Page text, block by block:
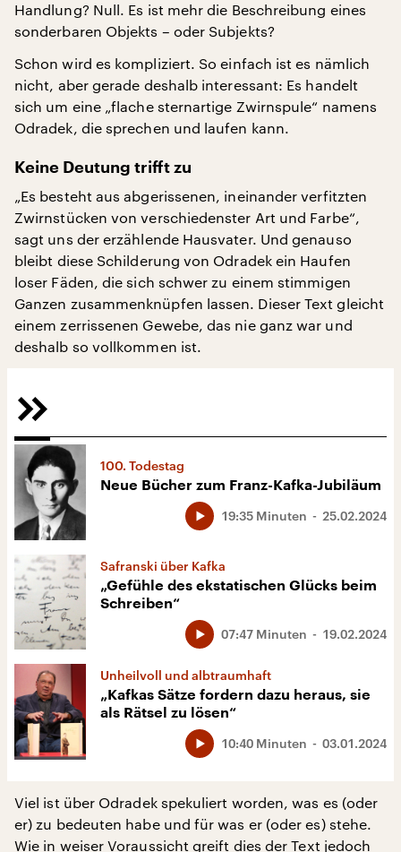
Handlung? Null. Es ist mehr die Beschreibung eines
sonderbaren Objekts – oder Subjekts?
Schon wird es kompliziert. So einfach ist es nämlich
nicht, aber gerade deshalb interessant: Es handelt
sich um eine „flache sternartige Zwirnspule“ namens
Odradek, die sprechen und laufen kann.
Keine Deutung trifft zu
„Es besteht aus abgerissenen, ineinander verfitzten
Zwirnstücken von verschiedenster Art und Farbe“,
sagt uns der erzählende Hausvater. Und genauso
bleibt diese Schilderung von Odradek ein Haufen
loser Fäden, die sich schwer zu einem stimmigen
Ganzen zusammenknüpfen lassen. Dieser Text gleicht
einem zerrissenen Gewebe, das nie ganz war und
deshalb so vollkommen ist.
100. Todestag
Neue Bücher zum Franz-Kafka-Jubiläum
25.02.2024
19:35 Minuten
Safranski über Kafka
„Gefühle des ekstatischen Glücks beim
Schreiben“
19.02.2024
07:47 Minuten
Unheilvoll und albtraumhaft
„Kafkas Sätze fordern dazu heraus, sie
als Rätsel zu lösen“
03.01.2024
10:40 Minuten
Viel ist über Odradek spekuliert worden, was es (oder
er) zu bedeuten habe und für was er (oder es) stehe.
Wie in weiser Voraussicht greift dies der Text jedoch